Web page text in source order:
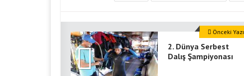
2. Dünya Serbest
Dalış Şampiyonası
Önceki Yazı